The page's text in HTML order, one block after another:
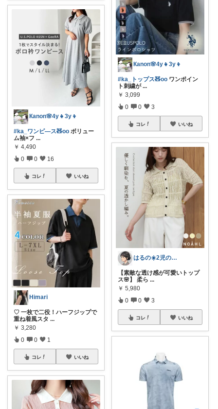
Кanon🌸4y👧3y👦
#ka_ワンピ—ス🧸oo ボリュー
ム袖×フ ...
￥ 4,490
0 0 16
コレ いいね
Himari
♡ 一枚で二役！ハーフジップで
重ね着風スタ ...
￥ 3,280
0 0 1
コレ いいね
Кanon🌸4y👧3y👦
#ka_トップス🧸oo ワンポイン
ト刺繍が ...
￥ 3,099
0 0 3
コレ いいね
はるの☀️2児のママ𓂃◌𓈒𓐍
【素敵な透け感が可愛いトップ
ス🌸】 柔ら ...
￥ 5,980
0 0 3
コレ いいね